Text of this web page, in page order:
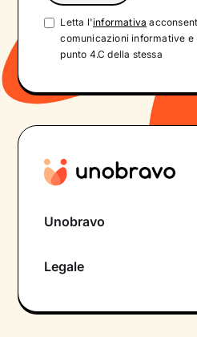
Letta l'informativa
comunicazioni informative e
punto 4.C della stessa
Unobravo
Psicologo in chat
Legale